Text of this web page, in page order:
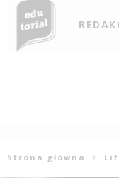
Strona główna